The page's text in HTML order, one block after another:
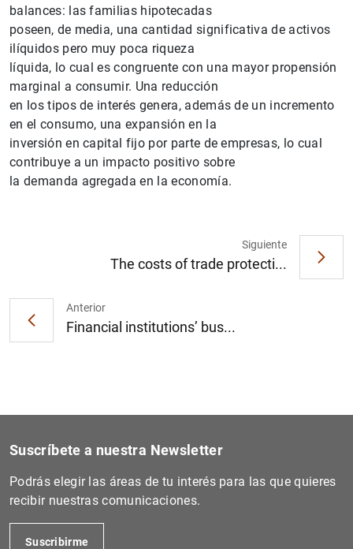
balances: las familias hipotecadas
poseen, de media, una cantidad significativa de activos
ilíquidos pero muy poca riqueza
líquida, lo cual es congruente con una mayor propensión
marginal a consumir. Una reducción
en los tipos de interés genera, además de un incremento
en el consumo, una expansión en la
inversión en capital fijo por parte de empresas, lo cual
contribuye a un impacto positivo sobre
la demanda agregada en la economía.
Anterior
Financial institutions’ bus...
Siguiente
The costs of trade protecti...
1 2
Suscríbete a nuestra Newsletter
Podrás elegir las áreas de tu interés para las que quieres
recibir nuestras comunicaciones.
Suscribirme